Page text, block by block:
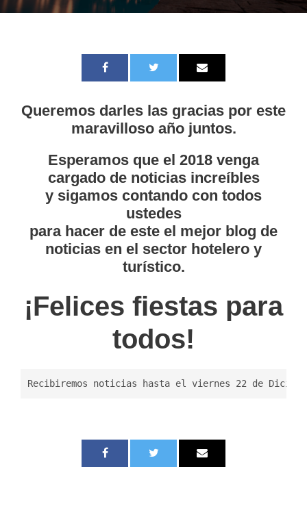
Queremos darles las gracias por este
maravilloso año juntos.
Esperamos que el 2018 venga
cargado de noticias increíbles
y sigamos contando con todos
ustedes
para hacer de este el mejor blog de
noticias en el sector hotelero y
turístico.
¡Felices fiestas para
todos!
Recibiremos noticias hasta el viernes 22 de